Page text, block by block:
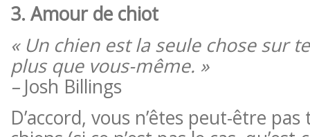
3. Amour de chiot
« Un chien est la seule chose sur
plus que vous-même. »
– Josh Billings
D’accord, vous n’êtes peut-être